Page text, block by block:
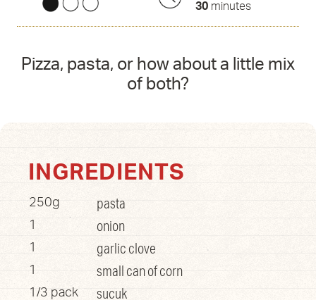
30minutes
Pizza, pasta, or how about a little mix
of both?
INGREDIENTS
250g pasta
1 onion
1 garlic clove
1 small can of corn
1/3 pack sucuk